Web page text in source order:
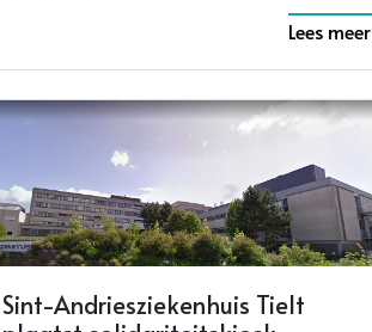
Lees meer
Sint-Andriesziekenhuis Tielt